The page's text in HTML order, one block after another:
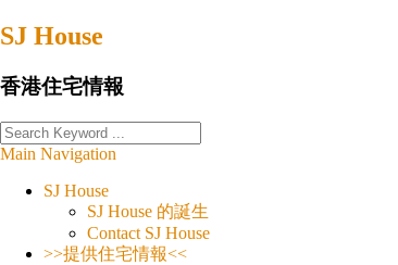
Skip
to
SJ House
香港住宅情報
Main Navigation
SJ House
SJ House 的誕生
Contact SJ House
>>提供住宅情報<<